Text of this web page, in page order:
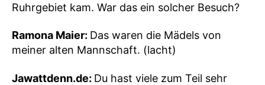
Ruhrgebiet kam. War das ein solcher Besuch?
Ramona Maier: Das waren die Mädels von
meiner alten Mannschaft. (lacht)
Jawattdenn.de: Du hast viele zum Teil sehr